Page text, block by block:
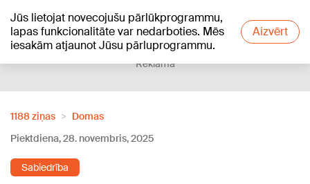
Jūs lietojat novecojušu pārlūkprogrammu,
lapas funkcionalitāte var nedarboties. Mēs
iesakām atjaunot Jūsu pārluprogrammu.
Aizvērt
+21°C
Reklāma
1188 ziņas
Domas
Piektdiena, 28. novembris, 2025
Sabiedrība